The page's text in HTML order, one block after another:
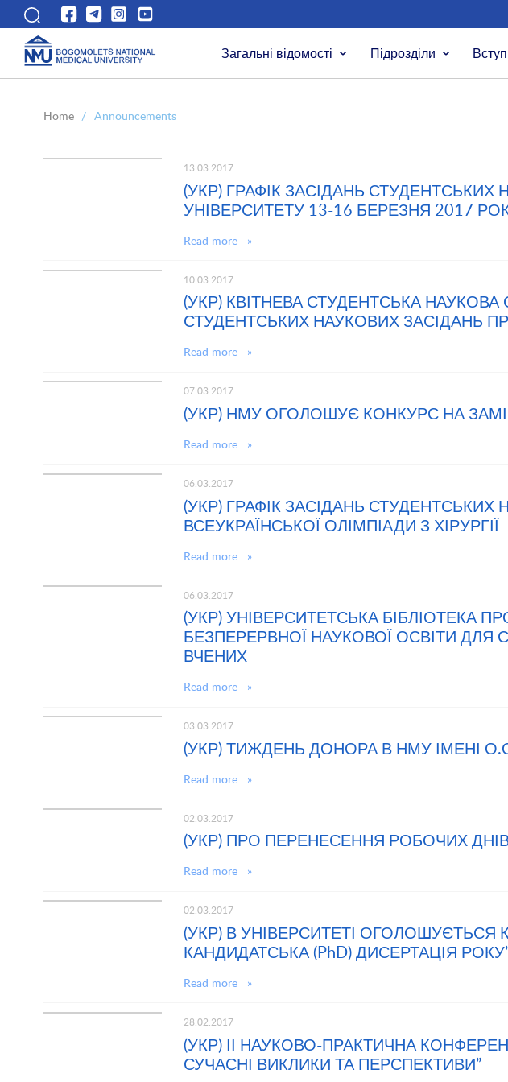
Загальні відомості Підрозділи
Home / Announcements
13.03.2017
(УКР) ГРАФІК ЗАСІДАНЬ СТУДЕНТСЬКИХ
УНІВЕРСИТЕТУ 13-16 БЕРЕЗНЯ 2017
Read more »
10.03.2017
(УКР) КВІТНЕВА СТУДЕНТСЬКА НАУКОВА
СТУДЕНТСЬКИХ НАУКОВИХ ЗАСІДАНЬ
Read more »
07.03.2017
(УКР) НМУ ОГОЛОШУЄ КОНКУРС НА
Read more »
06.03.2017
(УКР) ГРАФІК ЗАСІДАНЬ СТУДЕНТСЬКИХ
ВСЕУКРАЇНСЬКОЇ ОЛІМПІАДИ З ХІРУРГІЇ
Read more »
06.03.2017
(УКР) УНІВЕРСИТЕТСЬКА БІБЛІОТЕКА
БЕЗПЕРЕРВНОЇ НАУКОВОЇ ОСВІТИ ДЛЯ
ВЧЕНИХ
Read more »
03.03.2017
(УКР) ТИЖДЕНЬ ДОНОРА В НМУ ІМЕНІ
Read more »
02.03.2017
(УКР) ПРО ПЕРЕНЕСЕННЯ РОБОЧИХ
Read more »
02.03.2017
(УКР) В УНІВЕРСИТЕТІ ОГОЛОШУЄТЬСЯ
КАНДИДАТСЬКА (PhD) ДИСЕРТАЦІЯ
Read more »
28.02.2017
(УКР) ІІ НАУКОВО-ПРАКТИЧНА
СУЧАСНІ ВИКЛИКИ ТА ПЕРСПЕКТИВИ”